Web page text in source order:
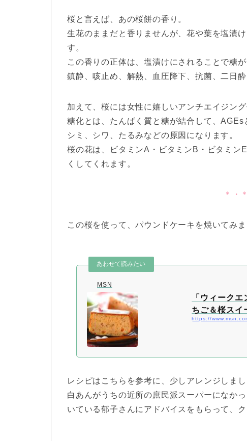
桜と言えば、あの桜餅の香り。
生花のままだと香りませんが、花や葉を塩漬
す。
この香りの正体は、塩漬けにされることで糖
鎮静、咳止め、解熱、血圧降下、抗菌、二日
加えて、桜には女性に嬉しいアンチエイジン
糖化とは、たんぱく質と糖が結合して、AGEs
シミ、シワ、たるみなどの原因になります。
桜の花は、ビタミンA・ビタミンB・ビタミン
くしてくれます。
＊・
この桜を使って、パウンドケーキを焼いてみま
MSN
「ウィーク
ちご＆桜スイ
レシピはこちらを参考に、少しアレンジしまし
白あんがうちの近所の庶民派スーパーになか
いている郁子さんにアドバイスをもらって、